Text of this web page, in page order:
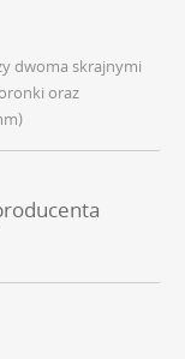
dwoma skrajnymi
oraz